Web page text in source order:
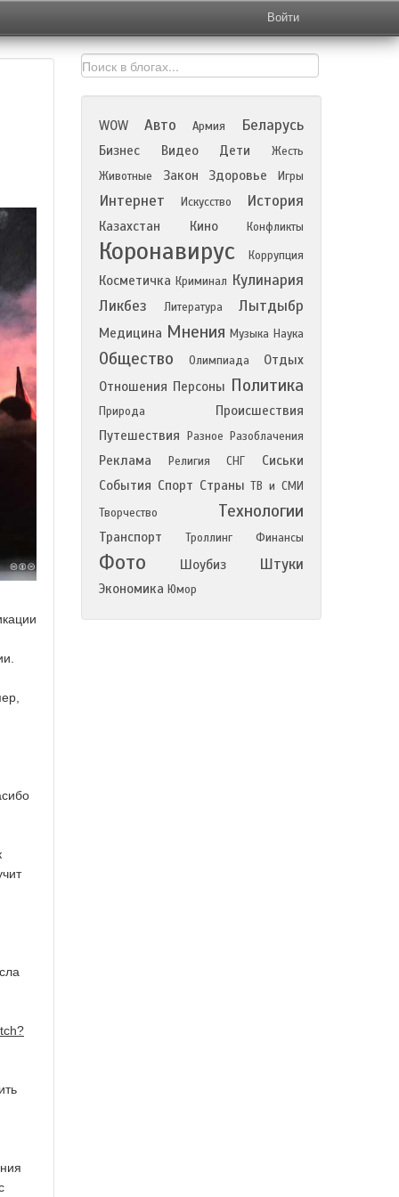
Войти
WOW Авто Армия Беларусь
Бизнес Видео Дети
Жесть
Животные
Закон Здоровье Игры
Интернет Искусство История
Казахстан Кино Конфликты
Коронавирус Коррупция
Косметичка Криминал Кулинария
Ликбез
Литература Лытдыбр
Медицина Мнения Музыка Наука
Общество Олимпиада
Отдых
Отношения Персоны Политика
Природа
Происшествия
Путешествия
Разное Разоблачения
Реклама Религия СНГ
Сиськи
События Спорт Страны ТВ и СМИ
Творчество
Технологии
Транспорт Троллинг Финансы
Фото Шоубиз Штуки
Экономика Юмор